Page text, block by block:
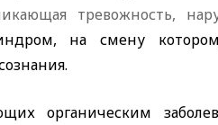
тревожность,
на смену
органическим